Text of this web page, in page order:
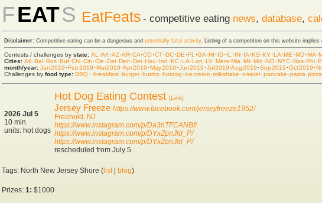
FEATS EatFeats - competitive eating news, database,
Disclaimer: Competitive eating can be a dangerous and potentially fatal activity. Listing of a competition on this website implies
Contests / challenges by state: AL ·AK ·AZ·AR·CA·CO·CT·DC·DE ·FL ·GA·HI ·ID·IL ·IN·IA·KS·KY·LA·ME ·MD·MA·
Cities: Atl·Bal·Bos·Buf·Chi·Cin ·Cle ·Dal·Den ·Det·Hou ·Ind ·KC·LA·Lon ·LV·Mem·Mia ·Mil·Min ·NO·NYC·Nas·Phi·
month/year: Jan 2019 ·Feb 2019 ·Mar 2019 ·Apr 2019 ·May 2019 ·Jun 2019 ·Jul 2019·Aug 2019 ·Sep 2019 ·Oct 2019 ·
Challenges by food type: BBQ · breakfast·burger·burrito·hot dog ·ice cream·milkshake ·omelet·pancake ·pasta ·pizza
2026 Jul 5
10 min
units: hot dogs
Hot Dog Eating Contest [Link]
Jersey Freeze https://www.facebook.com/jerseyfreeze1952/
Freehold, NJ
https://www.instagram.com/p/Da3nTFCANBf/
https://www.instagram.com/p/DYxZpnJld_P/
https://www.instagram.com/p/DYxZpnJld_P/
rescheduled from July 5
Tags: North New Jersey Shore ( list| blog)
Prizes: 1: $1000